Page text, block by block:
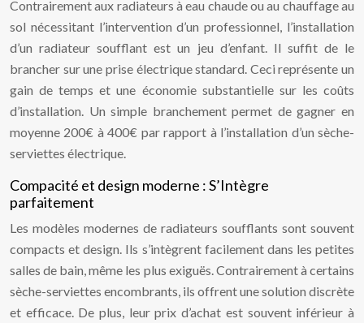
Contrairement aux radiateurs à eau chaude ou au chauffage au
sol nécessitant l’intervention d’un professionnel, l’installation
d’un radiateur soufflant est un jeu d’enfant. Il suffit de le
brancher sur une prise électrique standard. Ceci représente un
gain de temps et une économie substantielle sur les coûts
d’installation. Un simple branchement permet de gagner en
moyenne 200€ à 400€ par rapport à l’installation d’un sèche-
serviettes électrique.
Compacité et design moderne : S’Intègre
parfaitement
Les modèles modernes de radiateurs soufflants sont souvent
compacts et design. Ils s’intègrent facilement dans les petites
salles de bain, même les plus exiguës. Contrairement à certains
sèche-serviettes encombrants, ils offrent une solution discrète
et efficace. De plus, leur prix d’achat est souvent inférieur à